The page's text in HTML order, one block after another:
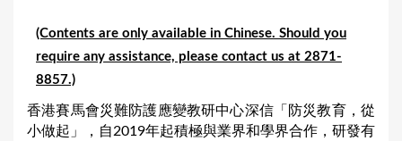
(Contents are only available in Chinese. Should you
require any assistance, please contact us at 2871-
8857.)
香港賽馬會災難防護應變教研中心深信「防災教育，從
小做起」，自2019年起積極與業界和學界合作，研發有